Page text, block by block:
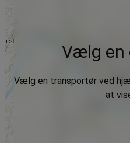
Vælg en
Vælg en transportør ved
at